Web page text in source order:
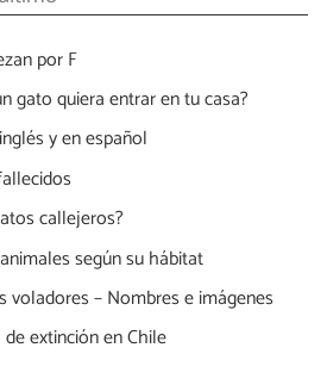
por F
gato quiera entrar en tu casa?
y en español
callejeros?
según su hábitat
voladores – Nombres e imágenes
extinción en Chile